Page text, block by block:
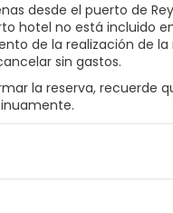
desde el puerto de
hotel no está incluido
de la realización
sin gastos.
la reserva, recuerde